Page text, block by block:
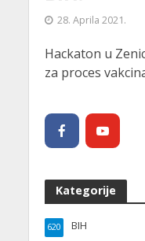
28. Aprila 2021.
Hackaton u
za proces
Kategorije
BIH
620